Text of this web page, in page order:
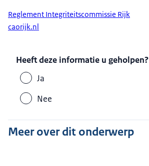
Reglement Integriteitscommissie Rijk
caorijk.nl
Heeft deze informatie u geholpen?
Ja
Nee
Meer over dit onderwerp